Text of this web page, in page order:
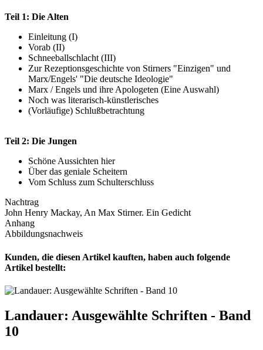
Teil 1: Die Alten
Einleitung (I)
Vorab (II)
Schneeballschlacht (III)
Zur Rezeptionsgeschichte von Stirners "Einzigen" und
Marx/Engels' "Die deutsche Ideologie"
Marx / Engels und ihre Apologeten (Eine Auswahl)
Noch was literarisch-künstlerisches
(Vorläufige) Schlußbetrachtung
Teil 2: Die Jungen
Schöne Aussichten hier
Über das geniale Scheitern
Vom Schluss zum Schulterschluss
Nachtrag
John Henry Mackay, An Max Stirner. Ein Gedicht
Anhang
Abbildungsnachweis
Kunden, die diesen Artikel kauften, haben auch folgende
Artikel bestellt:
Landauer: Ausgewählte Schriften - Band
10